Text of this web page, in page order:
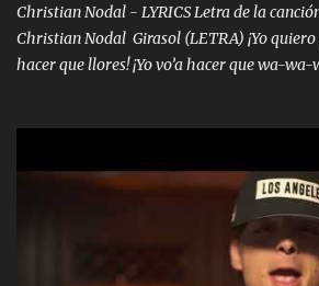
Christian Nodal - LYRICS Letra de la
Christian Nodal Girasol (LETRA) ¡Yo quiero
hacer que llores! ¡Yo vo’a hacer que wa-
intentas rimar Pobre payaso que usa a
con la gente Dices "Latino Gang" pero pisas
mensajes, m'ijo, hay quе ser coherentеs Si
menos se prudente Hoy me sabe a mierda,
dientes Por falta de empatía le toca ser